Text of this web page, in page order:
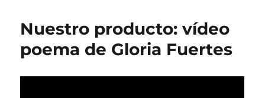
Nuestro producto: vídeo
poema de Gloria Fuertes